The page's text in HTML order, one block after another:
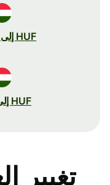
HUF إلى SGD
HUF إلى INR
تغيير